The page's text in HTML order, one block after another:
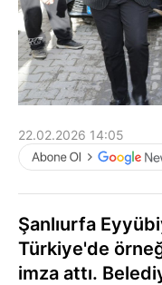
22.02.2026 14:05
Şanlıurfa
Türkiye'de
imza attı.